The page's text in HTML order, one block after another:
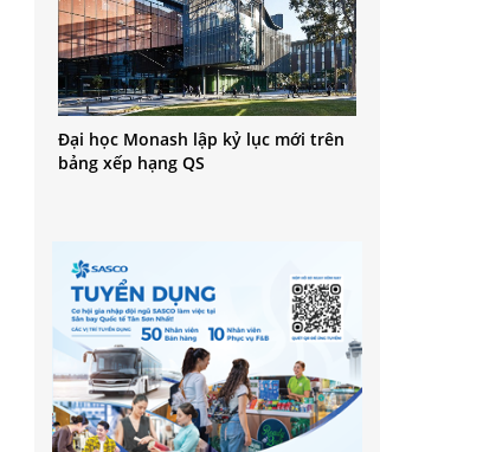
Đại học Monash lập kỷ lục mới trên
bảng xếp hạng QS